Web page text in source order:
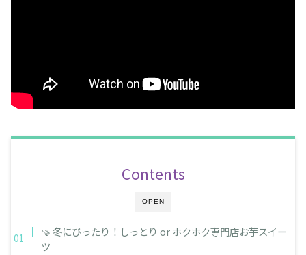
OPEN
Contents
🍠 冬にぴったり！しっとり or ホクホク専門店お芋スイー
ツ